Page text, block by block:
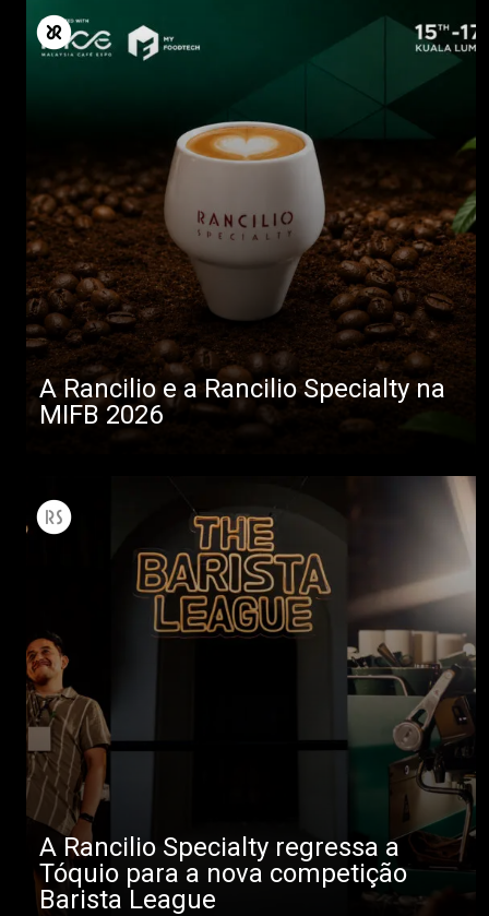
A Rancilio e a Rancilio Specialty na
MIFB 2026
A Rancilio Specialty regressa a
Tóquio para a nova competição
Barista League